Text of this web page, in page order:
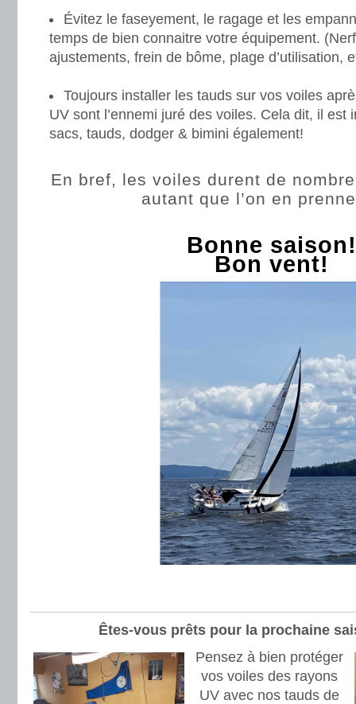
Évitez le faseyement, le ragage et les
temps de bien connaitre votre équipement.
ajustements, frein de bôme, plage d’utilisation,
Toujours installer les tauds sur vos voiles
UV sont l’ennemi juré des voiles. Cela dit, il est
sacs, tauds, dodger & bimini également!
En bref, les voiles durent de
autant que l’on en
Bonne saison!
Bon vent!
Êtes-vous prêts pour la prochaine
Pensez à bien protéger
vos voiles des rayons
UV avec nos tauds de